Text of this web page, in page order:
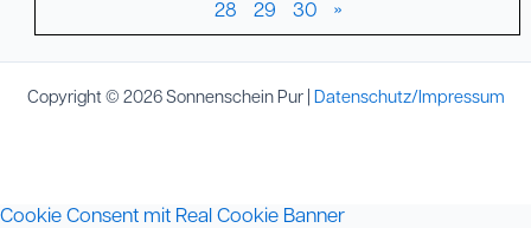
28 29 30 »
Copyright © 2026 Sonnenschein Pur | Datenschutz/Impressum
Cookie Consent mit Real Cookie Banner